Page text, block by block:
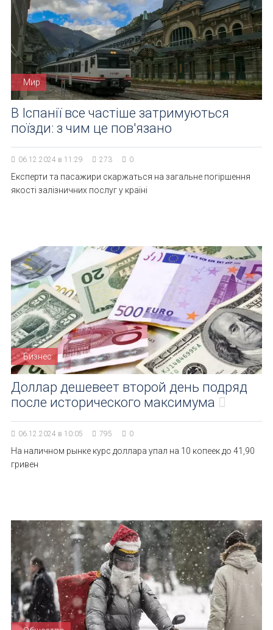
Мир
В Іспанії все частіше затримуються
поїзди: з чим це пов'язано
06.12.2024 в 11:29 273 0
Експерти та пасажири скаржаться на загальне погіршення
якості залізничних послуг у країні
Бизнес
Доллар дешевеет второй день подряд
после исторического максимума
06.12.2024 в 10:05 795 0
На наличном рынке курс доллара упал на 10 копеек до 41,90
гривен